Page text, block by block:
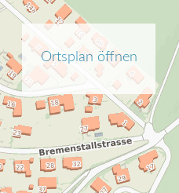
Ortsplan öffnen